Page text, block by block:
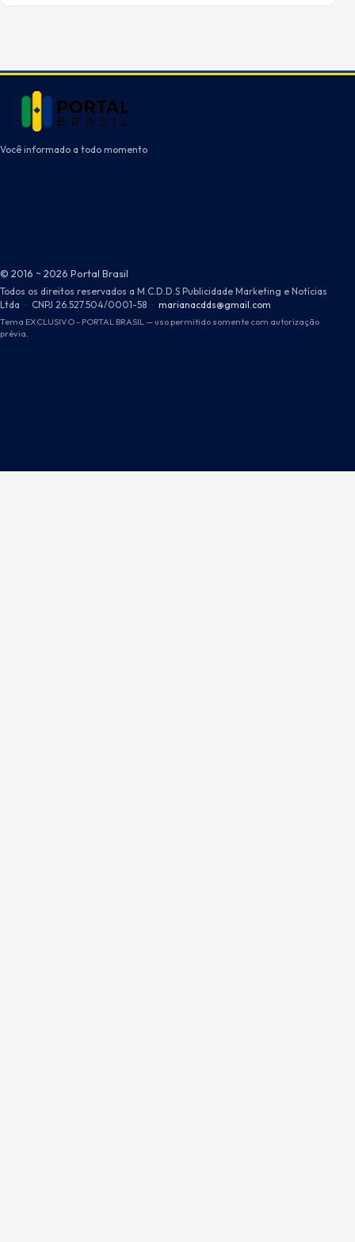
Você informado a todo momento
© 2016 ~ 2026 Portal Brasil
Todos os direitos reservados a M.C.D.D.S Publicidade Marketing e Notícias
Ltda · CNPJ 26.527.504/0001-58 · marianacdds@gmail.com
Tema EXCLUSIVO - PORTAL BRASIL — uso permitido somente com autorização
prévia.